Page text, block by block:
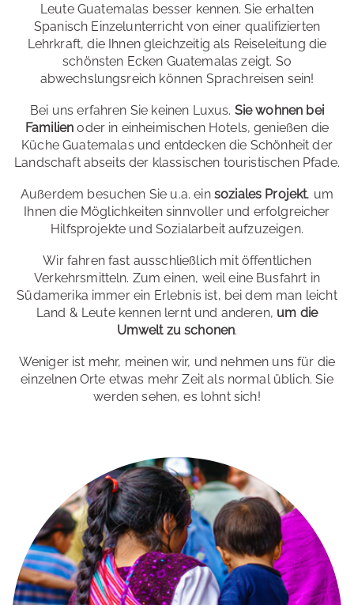
Leute Guatemalas besser kennen. Sie erhalten
Spanisch Einzelunterricht von einer qualifizierten
Lehrkraft, die Ihnen gleichzeitig als Reiseleitung die
schönsten Ecken Guatemalas zeigt. So
abwechslungsreich können Sprachreisen sein!
Bei uns erfahren Sie keinen Luxus. Sie wohnen bei
Familien oder in einheimischen Hotels, genießen die
Küche Guatemalas und entdecken die Schönheit der
Landschaft abseits der klassischen touristischen Pfade.
Außerdem besuchen Sie u.a. ein soziales Projekt, um
Ihnen die Möglichkeiten sinnvoller und erfolgreicher
Hilfsprojekte und Sozialarbeit aufzuzeigen.
Wir fahren fast ausschließlich mit öffentlichen
Verkehrsmitteln. Zum einen, weil eine Busfahrt in
Südamerika immer ein Erlebnis ist, bei dem man leicht
Land & Leute kennen lernt und anderen, um die
Umwelt zu schonen.
Weniger ist mehr, meinen wir, und nehmen uns für die
einzelnen Orte etwas mehr Zeit als normal üblich. Sie
werden sehen, es lohnt sich!